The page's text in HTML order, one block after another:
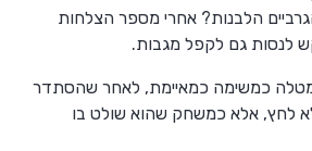
הלבנות? אחרי מספר הצלחות
לנסות גם לקפל מגבות.
כמשימה כמאיימת, לאחר שהסתדר
לחץ, אלא כמשחק שהוא שולט בו